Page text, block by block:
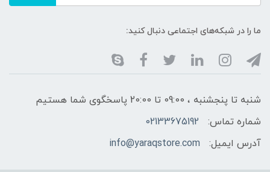
ما را در شبکه‌های اجتماعی دنبال کنید:
شنبه تا پنجشنبه ، 09:00 تا 20:00 پاسخگوی شما هستیم
شماره تماس:
02133675192
آدرس ایمیل:
info@yaraqstore.com